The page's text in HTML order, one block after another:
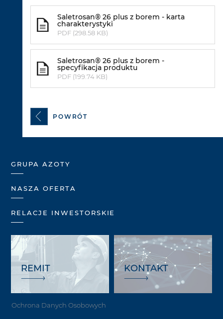
Saletrosan® 26 plus z borem - karta
charakterystyki
PDF (298.58 KB)
Saletrosan® 26 plus z borem -
specyfikacja produktu
PDF (199.74 KB)
POWRÓT
GRUPA AZOTY
NASZA OFERTA
RELACJE INWESTORSKIE
REMIT KONTAKT
Ochrona Danych Osobowych